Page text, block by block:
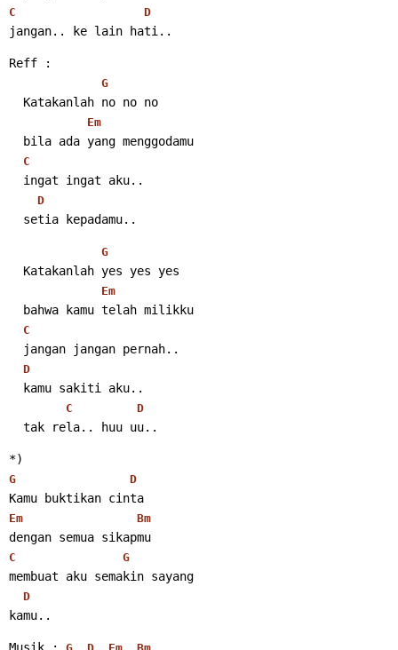
C D
jangan.. ke lain hati..
Reff :
G
  Katakanlah no no no
Em
  bila ada yang menggodamu
C
  ingat ingat aku..
D
  setia kepadamu..
G
  Katakanlah yes yes yes
Em
  bahwa kamu telah milikku
C
  jangan jangan pernah..
D
  kamu sakiti aku..
C D
  tak rela.. huu uu..
*)
G D
Kamu buktikan cinta
Em Bm
dengan semua sikapmu
C G
membuat aku semakin sayang
D
kamu..